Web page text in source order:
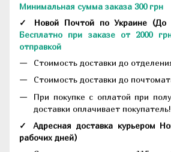
Минимальная сумма заказа 300 грн
✓ Новой Почтой по Украине (До
Бесплатно при заказе от 2000
отправкой
Стоимость доставки до
Стоимость доставки до
При покупке с оплатой при
доставки оплачивает покупатель!
✓ Адресная доставка курьером
рабочих дней)